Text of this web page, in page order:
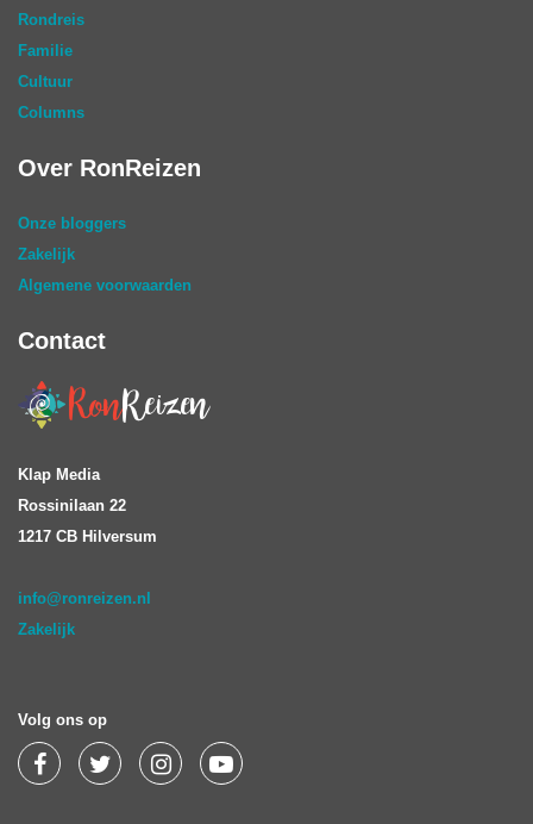
Rondreis
Familie
Cultuur
Columns
Over RonReizen
Onze bloggers
Zakelijk
Algemene voorwaarden
Contact
Klap Media
Rossinilaan 22
1217 CB Hilversum
info@ronreizen.nl
Zakelijk
Volg ons op